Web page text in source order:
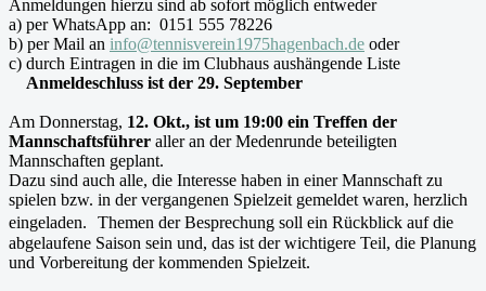
Anmeldungen hierzu sind ab sofort möglich entweder
a) per WhatsApp an: 0151 555 78226
b) per Mail an info@tennisverein1975hagenbach.de oder
c) durch Eintragen in die im Clubhaus aushängende Liste
Anmeldeschluss ist der 29. September
Am Donnerstag, 12. Okt., ist um 19:00 ein Treffen der
Mannschaftsführer aller an der Medenrunde beteiligten
Mannschaften geplant.
Dazu sind auch alle, die Interesse haben in einer Mannschaft zu
spielen bzw. in der vergangenen Spielzeit gemeldet waren, herzlich
eingeladen. Themen der Besprechung soll ein Rückblick auf die
abgelaufene Saison sein und, das ist der wichtigere Teil, die Planung
und Vorbereitung der kommenden Spielzeit.